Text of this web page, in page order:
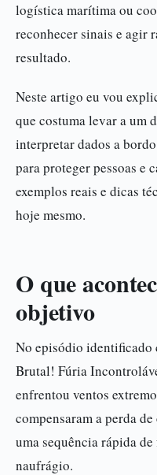
logística marítima ou
reconhecer sinais e agir
resultado.
Neste artigo eu vou
que costuma levar a um
interpretar dados a
para proteger pessoas e
exemplos reais e dicas
hoje mesmo.
O que
objetivo
No episódio
Brutal! Fúria
enfrentou ventos
compensaram a perda
uma sequência rápida
naufrágio.